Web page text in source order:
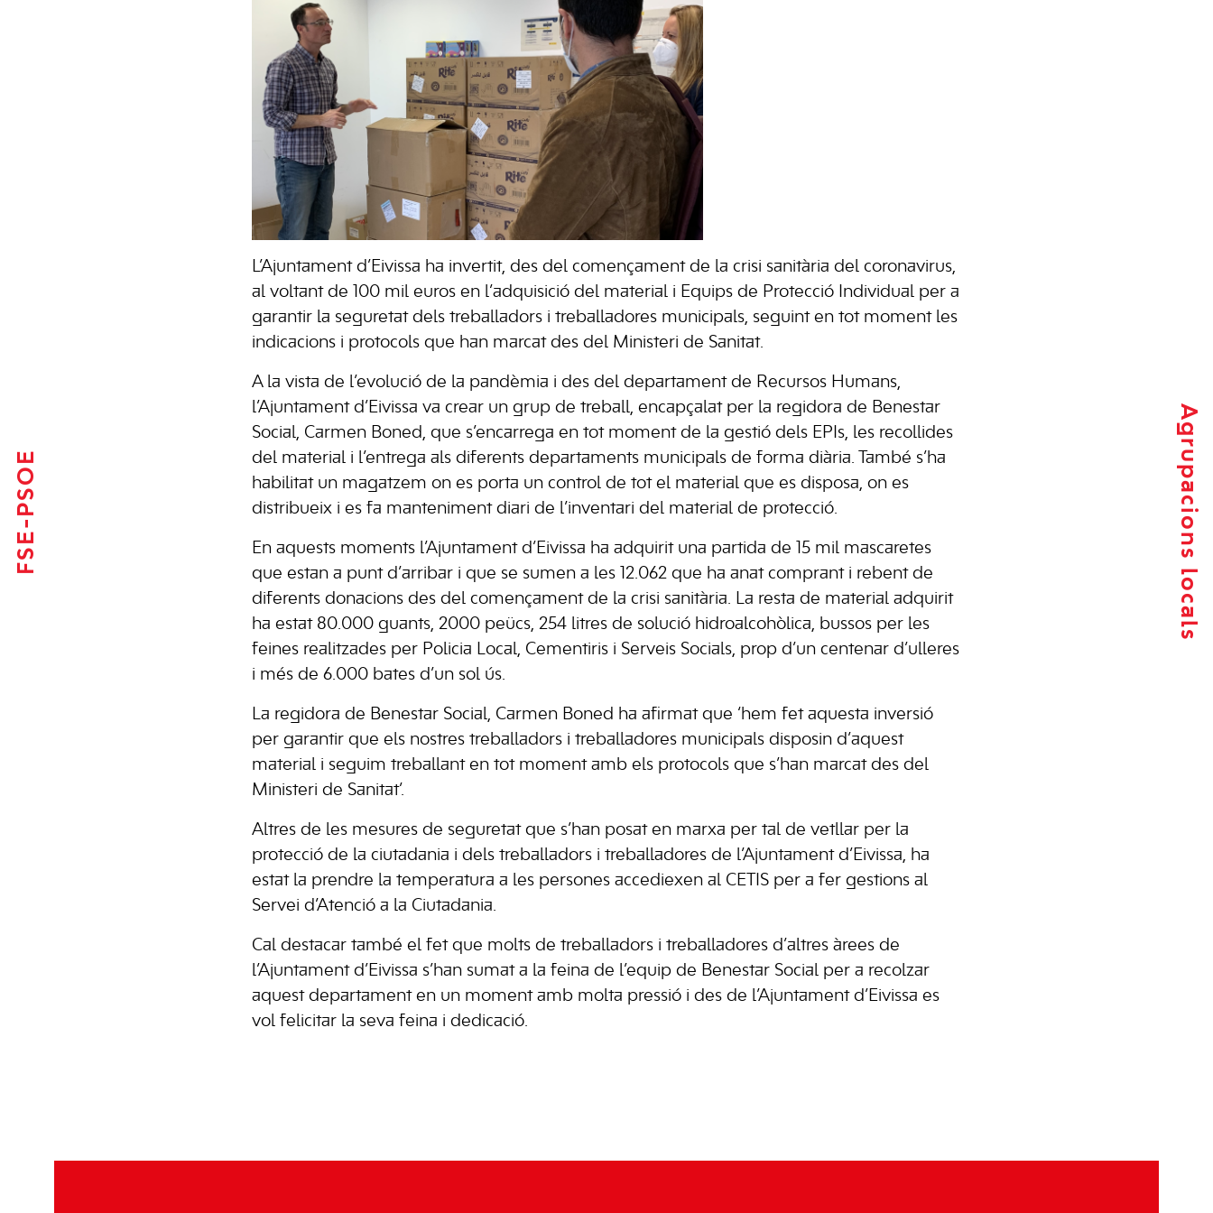
FSE-PSOE Agrupacions locals
L’Ajuntament d’Eivissa ha invertit, des del començament de la crisi sanitària del coronavirus,
al voltant de 100 mil euros en l’adquisició del material i Equips de Protecció Individual per a
garantir la seguretat dels treballadors i treballadores municipals, seguint en tot moment les
indicacions i protocols que han marcat des del Ministeri de Sanitat.
A la vista de l’evolució de la pandèmia i des del departament de Recursos Humans,
l’Ajuntament d’Eivissa va crear un grup de treball, encapçalat per la regidora de Benestar
Social, Carmen Boned, que s’encarrega en tot moment de la gestió dels EPIs, les recollides
del material i l’entrega als diferents departaments municipals de forma diària. També s’ha
habilitat un magatzem on es porta un control de tot el material que es disposa, on es
distribueix i es fa manteniment diari de l’inventari del material de protecció.
En aquests moments l’Ajuntament d’Eivissa ha adquirit una partida de 15 mil mascaretes
que estan a punt d’arribar i que se sumen a les 12.062 que ha anat comprant i rebent de
diferents donacions des del començament de la crisi sanitària. La resta de material adquirit
ha estat 80.000 guants, 2000 peücs, 254 litres de solució hidroalcohòlica, bussos per les
feines realitzades per Policia Local, Cementiris i Serveis Socials, prop d’un centenar d’ulleres
i més de 6.000 bates d’un sol ús.
La regidora de Benestar Social, Carmen Boned ha afirmat que ‘hem fet aquesta inversió
per garantir que els nostres treballadors i treballadores municipals disposin d’aquest
material i seguim treballant en tot moment amb els protocols que s’han marcat des del
Ministeri de Sanitat’.
Altres de les mesures de seguretat que s’han posat en marxa per tal de vetllar per la
protecció de la ciutadania i dels treballadors i treballadores de l’Ajuntament d’Eivissa, ha
estat la prendre la temperatura a les persones accediexen al CETIS per a fer gestions al
Servei d’Atenció a la Ciutadania.
Cal destacar també el fet que molts de treballadors i treballadores d’altres àrees de
l’Ajuntament d’Eivissa s’han sumat a la feina de l’equip de Benestar Social per a recolzar
aquest departament en un moment amb molta pressió i des de l’Ajuntament d’Eivissa es
vol felicitar la seva feina i dedicació.